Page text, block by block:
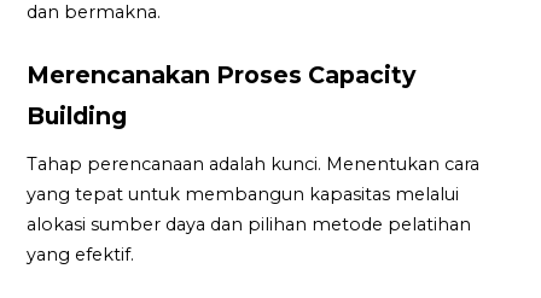
dan bermakna.
Merencanakan Proses Capacity
Building
Tahap perencanaan adalah kunci. Menentukan cara
yang tepat untuk membangun kapasitas melalui
alokasi sumber daya dan pilihan metode pelatihan
yang efektif.